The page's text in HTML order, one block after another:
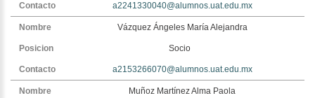
a2241330040@alumnos.uat.edu.mx
Vázquez Ángeles María Alejandra
Socio
a2153266070@alumnos.uat.edu.mx
Muñoz Martínez Alma Paola